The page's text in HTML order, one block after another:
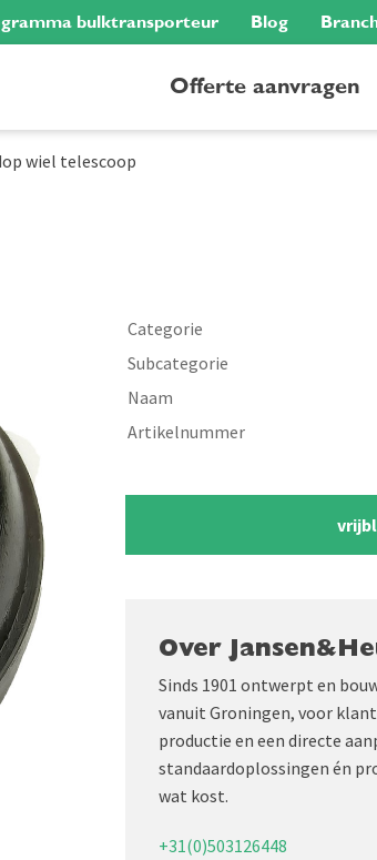
bulktransporteur Blog
Offerte aanvragen
wiel telescoop
Categorie
Subcategorie
Naam
Artikelnummer
Over
Sinds 1901 ontwerpt en
vanuit Groningen, voor
productie en een directe
standaardoplossingen én
wat kost.
+31(0)503126448